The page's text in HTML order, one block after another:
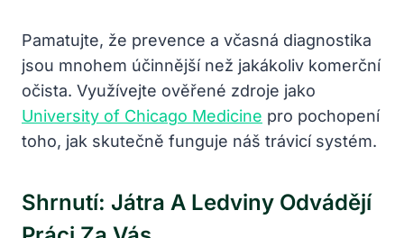
Pamatujte, že prevence a včasná diagnostika
jsou mnohem účinnější než jakákoliv komerční
očista. Využívejte ověřené zdroje jako
University of Chicago Medicine pro pochopení
toho, jak skutečně funguje náš trávicí systém.
Shrnutí: Játra A Ledviny Odvádějí